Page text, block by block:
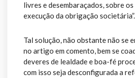
livres e desembaraçados, sobre
execução da obrigação
Tal solução, não obstante não se
no artigo em comento, bem se
deveres de lealdade e boa-fé
com isso seja desconfigurada a